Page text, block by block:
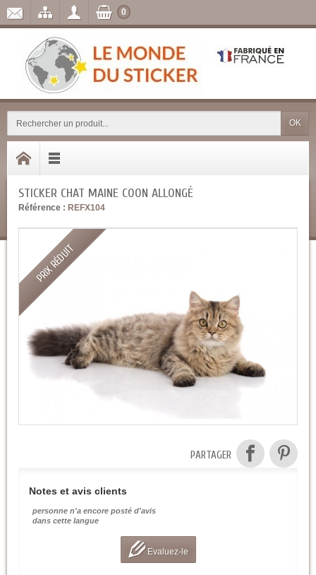
OK
0
STICKER CHAT MAINE COON ALLONGÉ
Référence : REFX104
PRIX RÉDUIT
PARTAGER
Notes et avis clients
personne n'a encore posté d'avis
dans cette langue
Evaluez-le